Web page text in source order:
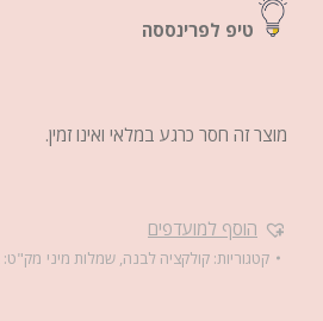
טיפ לפרינססה
מוצר זה חסר כרגע במלאי ואינו זמין.
הוסף למועדפים
קטגוריות: קולקציה לבנה, שמלות מיני מק"ט: